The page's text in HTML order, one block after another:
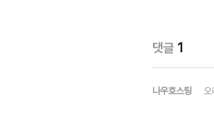
댓글 1
나우호스팅 오